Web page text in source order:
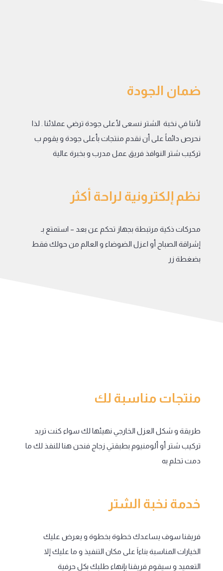
ضمان الجودة
لأننا في نخبة الشتر نسعى لأعلى جودة ترضي عملائنا . لذا
نحرص دائماً على أن نقدم منتجات بأعلى جودة و يقوم ب
تركيب شتر النوافذ فريق عمل مدرب و بخبرة عالية
نظم إلكترونية لراحة أكثر
​محركات ذكية مرتبطة بجهاز تحكم عن بعد – استمتع بـ
إشراقة الصباح أو اعزل الضوضاء و العالم من حولك فقط
بضغطة زر
منتجات مناسبة لك
طريقة و شكل العزل الخارجي نهيئها لك سواء كنت تريد
تركيب شتر أو ألومنيوم بطبقتي زجاج فنحن هنا للنفذ لك ما
دمت تحلم به
خدمة نخبة الشتر
فريقنا سوف يساعدك خطوة بخطوة و يعرض عليك
الخيارات المناسبة بناءاَ على مكان التنفيذ و ما عليك إلا
التعميد و سيقوم فريقنا بإنهاء طلبك بكل حرفية